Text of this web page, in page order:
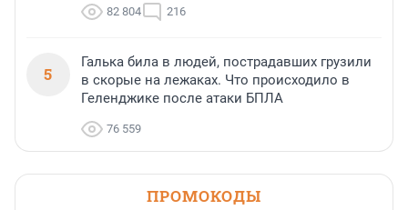
82 804 216
5
Галька била в людей, пострадавших грузили
в скорые на лежаках. Что происходило в
Геленджике после атаки БПЛА
76 559
ПРОМОКОДЫ